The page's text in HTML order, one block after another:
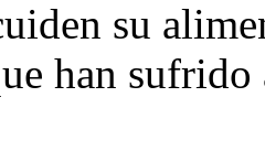
su
han